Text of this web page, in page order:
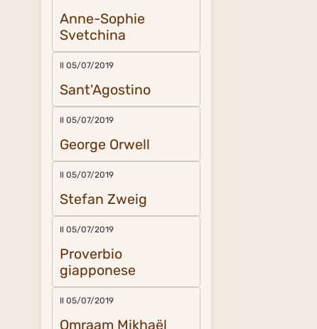
Anne-Sophie
Svetchina
Il 05/07/2019
Sant'Agostino
Il 05/07/2019
George Orwell
Il 05/07/2019
Stefan Zweig
Il 05/07/2019
Proverbio
giapponese
Il 05/07/2019
Omraam Mikhaël